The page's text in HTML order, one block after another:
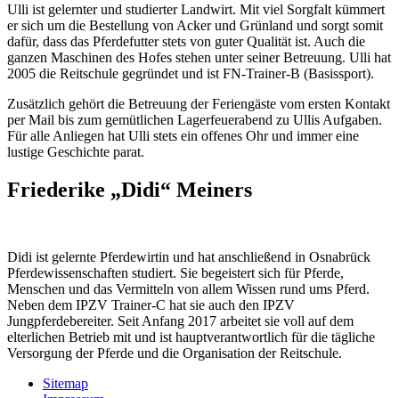
Ulli ist gelernter und studierter Landwirt. Mit viel Sorgfalt kümmert
er sich um die Bestellung von Acker und Grünland und sorgt somit
dafür, dass das Pferdefutter stets von guter Qualität ist. Auch die
ganzen Maschinen des Hofes stehen unter seiner Betreuung. Ulli hat
2005 die Reitschule gegründet und ist FN-Trainer-B (Basissport).
Zusätzlich gehört die Betreuung der Feriengäste vom ersten Kontakt
per Mail bis zum gemütlichen Lagerfeuerabend zu Ullis Aufgaben.
Für alle Anliegen hat Ulli stets ein offenes Ohr und immer eine
lustige Geschichte parat.
Friederike „Didi“ Meiners
Didi ist gelernte Pferdewirtin und hat anschließend in Osnabrück
Pferdewissenschaften studiert. Sie begeistert sich für Pferde,
Menschen und das Vermitteln von allem Wissen rund ums Pferd.
Neben dem IPZV Trainer-C hat sie auch den IPZV
Jungpferdebereiter. Seit Anfang 2017 arbeitet sie voll auf dem
elterlichen Betrieb mit und ist hauptverantwortlich für die tägliche
Versorgung der Pferde und die Organisation der Reitschule.
Sitemap